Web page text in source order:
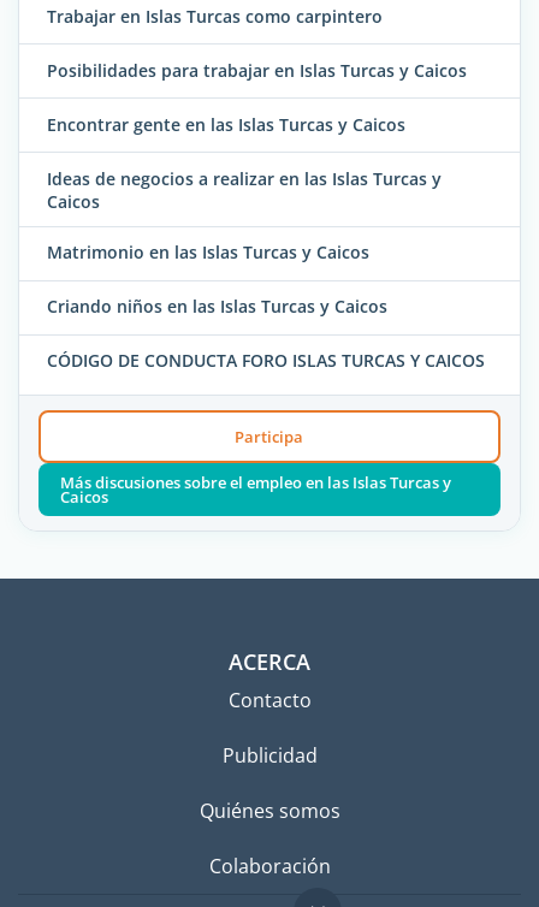
Trabajar en Islas Turcas como carpintero
Posibilidades para trabajar en Islas Turcas y Caicos
Encontrar gente en las Islas Turcas y Caicos
Ideas de negocios a realizar en las Islas Turcas y
Caicos
Matrimonio en las Islas Turcas y Caicos
Criando niños en las Islas Turcas y Caicos
CÓDIGO DE CONDUCTA FORO ISLAS TURCAS Y CAICOS
Participa
Más discusiones sobre el empleo en las Islas Turcas y
Caicos
ACERCA
Contacto
Publicidad
Quiénes somos
Colaboración